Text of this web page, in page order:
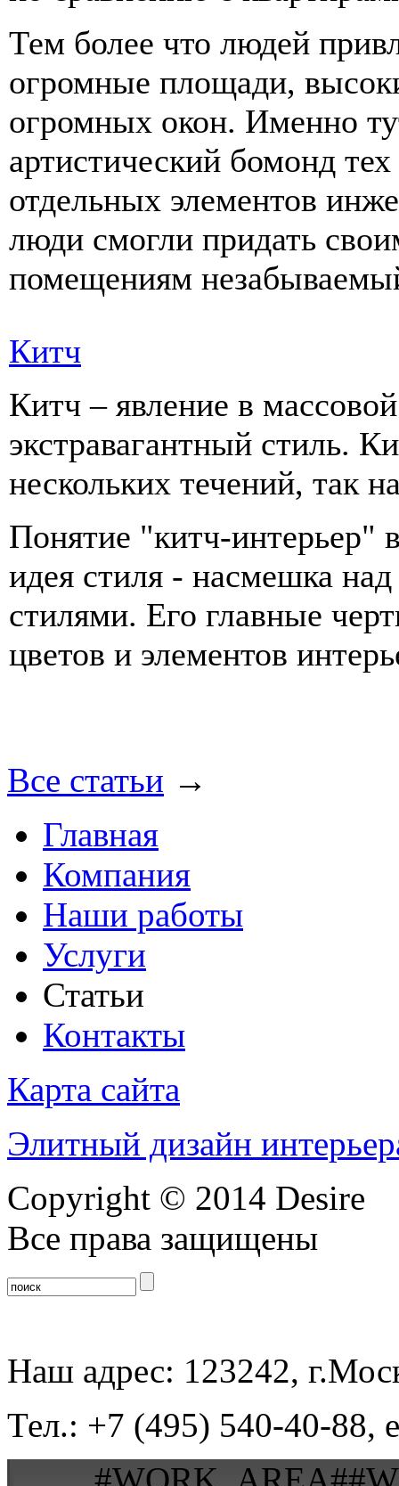
Тем более что людей
огромные площади,
огромных окон. Именно
артистический бомонд
отдельных элементов
люди смогли придать
помещениям
Китч
Китч – явление в
экстравагантный стиль.
нескольких течений, так
Понятие "китч-интерьер"
идея стиля - насмешка
стилями. Его главные
цветов и элементов
Все статьи →
Главная
Компания
Наши работы
Услуги
Статьи
Контакты
Карта сайта
Элитный дизайн
Copyright © 2014 Desire
Все права защищены
Наш адрес: 123242,
Тел.: +7 (495) 540-40-88,